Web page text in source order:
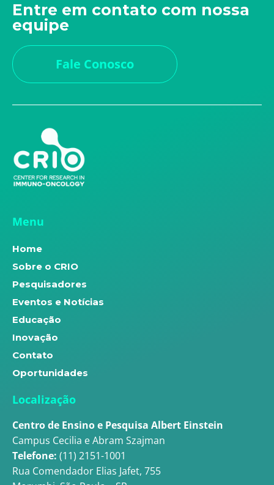
Entre em contato com nossa
equipe
Fale Conosco
Menu
Home
Sobre o CRIO
Pesquisadores
Eventos e Notícias
Educação
Inovação
Contato
Oportunidades
Localização
Centro de Ensino e Pesquisa Albert Einstein
Campus Cecilia e Abram Szajman
Telefone: (11) 2151-1001
Rua Comendador Elias Jafet, 755